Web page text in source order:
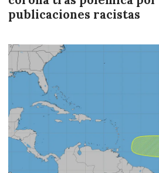
publicaciones racistas